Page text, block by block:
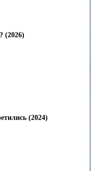
(2026)
(2024)